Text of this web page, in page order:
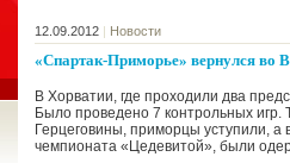
12.09.2012 | Новости
«Спартак-Приморье» вернулся во
В Хорватии, где проходили два
Было проведено 7 контрольных игр.
Герцеговины, приморцы уступили, а
чемпионата «Цедевитой», были